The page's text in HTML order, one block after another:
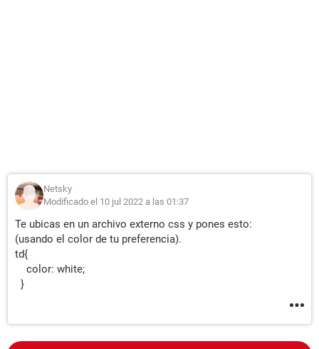
Netsky
Modificado el 10 jul 2022 a las 01:37
Te ubicas en un archivo externo css y pones esto:
(usando el color de tu preferencia).
td{
color: white;
}